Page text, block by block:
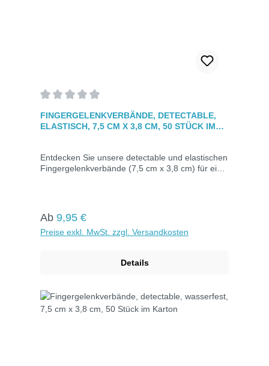
FINGERGELENKVERBÄNDE, DETECTABLE,
ELASTISCH, 7,5 CM X 3,8 CM, 50 STÜCK IM
Entdecken Sie unsere detectable und elastischen
Fingergelenkverbände (7,5 cm x 3,8 cm) für eine
atmungsaktiv und einzeln verpackt für optimale
Hygiene. Maße: 7,5 cm x 3,8 cmDetectable,
ElastischFarbe: Blau50 Stück im Karton.
Regulärer Preis:
Ab 9,95 €
Preise exkl. MwSt. zzgl. Versandkosten
Details